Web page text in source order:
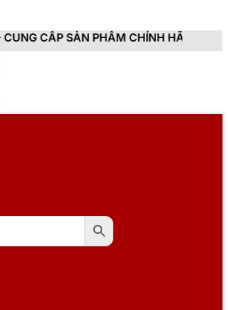
MỚI 100%, ĐẦY ĐỦ CHỨNG TỪ, HÓA